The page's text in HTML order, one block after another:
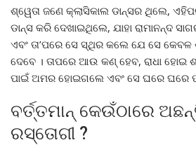
ଶ୍ୱେତା ଜଣେ କ୍ଲାସିକାଲ ଡାନ୍ସର ଥିଲେ,
ଡାନ୍ସ କରି ଦେଖାଇଥିଲେ, ଯାହା ରାମାନନ୍ଦ
ଏବଂ ତା’ପରେ ସେ ସ୍ଥିର କଲେ ଯେ ସେ
ଦେବେ । ତାପରେ ଆଉ କଣ୍ ହେବ, ରାଧା ହୋଇ
ପାଇଁ ଅମର ହୋଇଗଲେ ଏବଂ ସେ ଘରେ ଘରେ
ବର୍ତ୍ତମାନ୍ କେଉଁଠାରେ
ରସ୍ତୋଗୀ ?